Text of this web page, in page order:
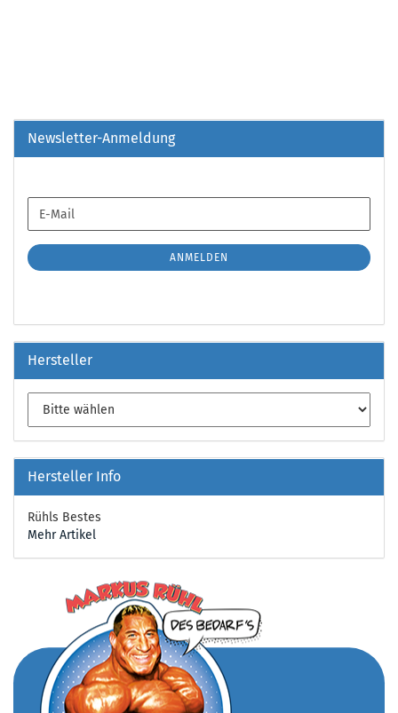
Newsletter-Anmeldung
ZUR
ANMELDUNG
E-
Mail
ANMELDEN
Hersteller
Hersteller Info
Rühls Bestes
Mehr Artikel